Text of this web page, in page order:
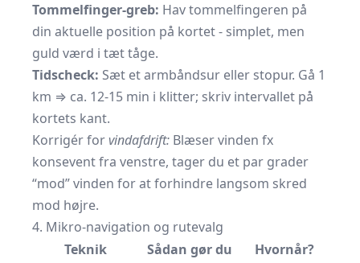
Tommelfinger-greb: Hav tommelfingeren på
din aktuelle position på kortet - simplet, men
guld værd i tæt tåge.
Tidscheck: Sæt et armbåndsur eller stopur. Gå 1
km ⇒ ca. 12-15 min i klitter; skriv intervallet på
kortets kant.
Korrigér forvindafdrift: Blæser vinden fx
konsevent fra venstre, tager du et par grader
“mod” vinden for at forhindre langsom skred
mod højre.
4. Mikro-navigation og rutevalg
Teknik
Sådan gør du Hvornår?